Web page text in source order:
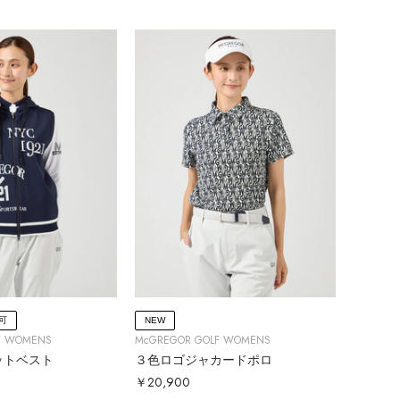
WOMENS
ベスト
NEW
McGREGOR GOLF WOMENS
３色ロゴジャカードポロ
￥20,900